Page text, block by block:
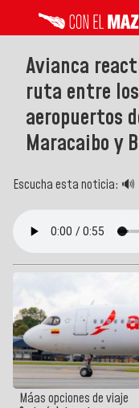
Avianca
ruta entre los
aeropuertos
Maracaibo y
Escucha esta noticia: 🔊
Máas opciones de viaje